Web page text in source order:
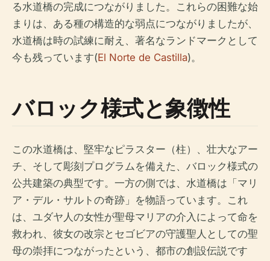
る水道橋の完成につながりました。これらの困難な始
まりは、ある種の構造的な弱点につながりましたが、
水道橋は時の試練に耐え、著名なランドマークとして
今も残っています(El Norte de Castilla)。
バロック様式と象徴性
この水道橋は、堅牢なピラスター（柱）、壮大なアー
チ、そして彫刻プログラムを備えた、バロック様式の
公共建築の典型です。一方の側では、水道橋は「マリ
ア・デル・サルトの奇跡」を物語っています。これ
は、ユダヤ人の女性が聖母マリアの介入によって命を
救われ、彼女の改宗とセゴビアの守護聖人としての聖
母の崇拝につながったという、都市の創設伝説です